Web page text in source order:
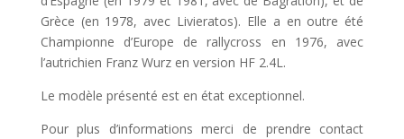
Grèce (en 1978, avec Livieratos). Elle a en outre été
Championne d’Europe de rallycross en 1976, avec
l’autrichien Franz Wurz en version HF 2.4L.
Le modèle présenté est en état exceptionnel.
Pour plus d’informations merci de prendre contact